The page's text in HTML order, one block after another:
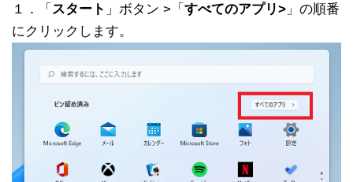
１．「 スタート 」ボタン >「 すべてのアプリ> 」の順番
にクリックします。